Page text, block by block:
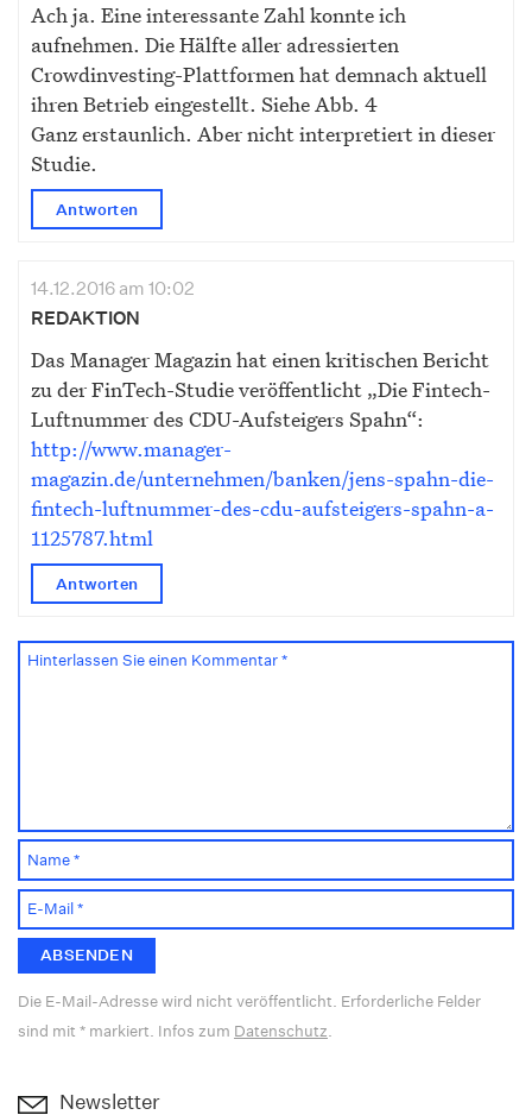
Ach ja. Eine interessante Zahl konnte ich
aufnehmen. Die Hälfte aller adressierten
Crowdinvesting-Plattformen hat demnach aktuell
ihren Betrieb eingestellt. Siehe Abb. 4
Ganz erstaunlich. Aber nicht interpretiert in dieser
Studie.
Antworten
14.12.2016 am 10:02
REDAKTION
Das Manager Magazin hat einen kritischen Bericht
zu der FinTech-Studie veröffentlicht „Die Fintech-​
Luftnummer des CDU-​Aufsteigers Spahn“:
http://www.manager-
magazin.de/unternehmen/banken/jens-spahn-die-
fintech-luftnummer-des-cdu-aufsteigers-spahn-a-
1125787.html
Antworten
Die E-Mail-Adresse wird nicht veröffentlicht. Erforderliche Felder
sind mit * markiert. Infos zum Datenschutz.
Newsletter